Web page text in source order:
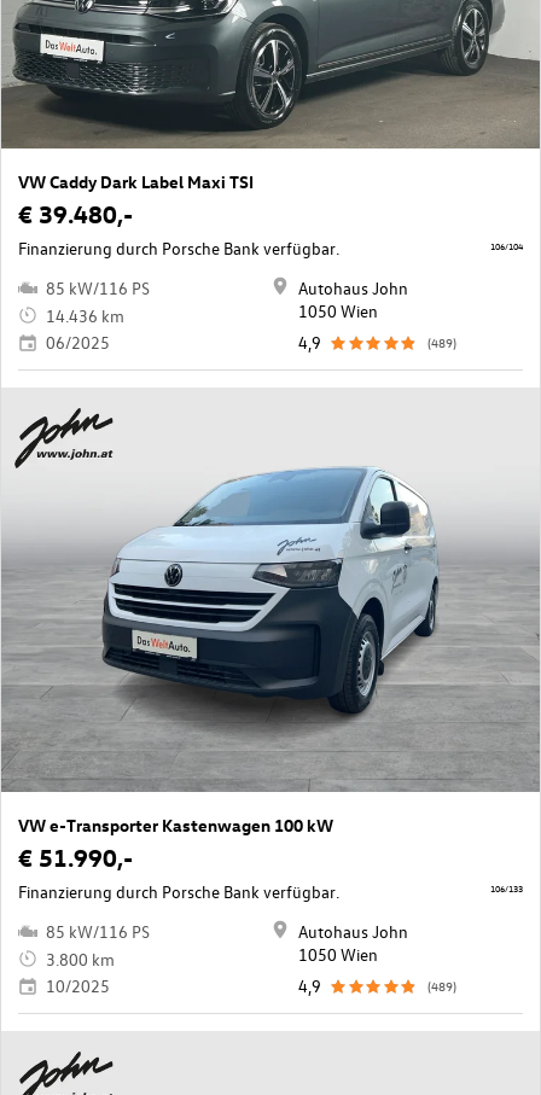
VW Caddy Dark Label Maxi TSI
€ 39.480,-
Finanzierung durch Porsche Bank verfügbar.
85 kW/116 PS
14.436 km
06/2025
Autohaus John
1050 Wien
4,9
(489)
106/104
VW e-Transporter Kastenwagen 100 kW
€ 51.990,-
Finanzierung durch Porsche Bank verfügbar.
85 kW/116 PS
3.800 km
10/2025
Autohaus John
1050 Wien
4,9
(489)
106/133